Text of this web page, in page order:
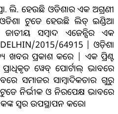
ଲି. ହେଉଛି ଓଡିଶାର ଏକ ଅଗ୍ରଣୀ
ଟୁଡେ ହେଉଛି ଲିଡ୍ ଇଣ୍ଡିଆ
ସମ୍ବାଦ ଏଜେନ୍ସିର ଏକ
DELHIN/2015/64915 | ଓଡ଼ିଶା
ଖବର ପ୍ରକାଶ କରେ | ଏକ ପ୍ରିଣ୍ଟ
ୱେବ୍ ପୋର୍ଟାଲ୍ ଭାବରେ
ସମାଜର ସାମ୍ବାଦିକତାର ଗୁରୁ
ନିର୍ଭୀକ ଓ ନିରପେକ୍ଷ ଭାବରେ
ସ୍ୱର ଉପସ୍ଥାପନ କରେ।